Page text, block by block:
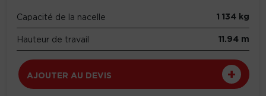
Capacité de la nacelle 1 134 kg
Hauteur de travail 11.94 m
AJOUTER AU DEVIS